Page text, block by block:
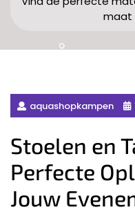
maat
aquashopkampen
Stoelen en
Perfecte
Jouw